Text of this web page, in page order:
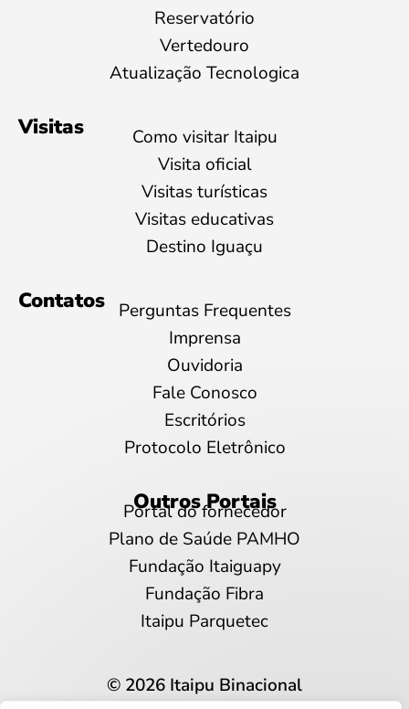
Reservatório
Vertedouro
Atualização Tecnologica
Visitas
Como visitar Itaipu
Visita oficial
Visitas turísticas
Visitas educativas
Destino Iguaçu
Contatos
Perguntas Frequentes
Imprensa
Ouvidoria
Fale Conosco
Escritórios
Protocolo Eletrônico
Outros Portais
Portal do fornecedor
Plano de Saúde PAMHO
Fundação Itaiguapy
Fundação Fibra
Itaipu Parquetec
© 2026 Itaipu Binacional